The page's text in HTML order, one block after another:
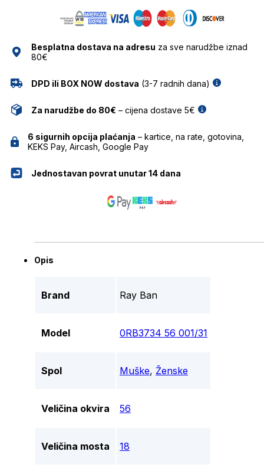
količinaBesplatna dostava na adresu za sve narudžbe iznad
80€
DPD ili BOX NOW dostava (3-7 radnih dana)
Za narudžbe do 80€ – cijena dostave 5€
6 sigurnih opcija plaćanja – kartice, na rate, gotovina,
KEKS Pay, Aircash, Google Pay
Jednostavan povrat unutar 14 dana
Opis
Brand Ray Ban
Model 0RB3734 56 001/31
Spol Muške, Ženske
Veličina okvira 56
Veličina mosta 18